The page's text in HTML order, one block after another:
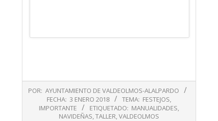
01-
POR: AYUNTAMIENTO DE VALDEOLMOS-ALALPARDO
FECHA: 3 ENERO 2018 TEMA: FESTEJOS
IMPORTANTE
ETIQUETADO: MANUALIDADES
NAVIDEÑAS TALLER VALDEOLMOS